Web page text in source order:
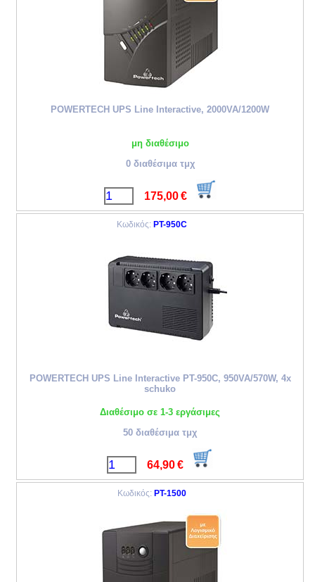
POWERTECH UPS Line Interactive, 2000VA/1200W
μη διαθέσιμο
0 διαθέσιμα τμχ
175,00 €
Κωδικός: PT-950C
POWERTECH UPS Line Interactive PT-950C, 950VA/570W, 4x
schuko
Διαθέσιμο σε 1-3 εργάσιμες
50 διαθέσιμα τμχ
64,90€
Κωδικός: PT-1500